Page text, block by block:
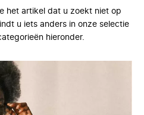
het artikel dat u zoekt niet op
u iets anders in onze selectie
hieronder.